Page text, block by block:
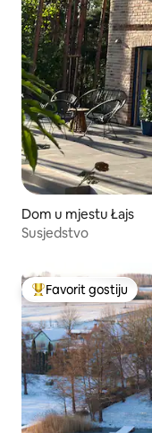
Dom u mjestu Łajs
Susjedstvo
Glavni favorit gostiju
Favorit gostiju